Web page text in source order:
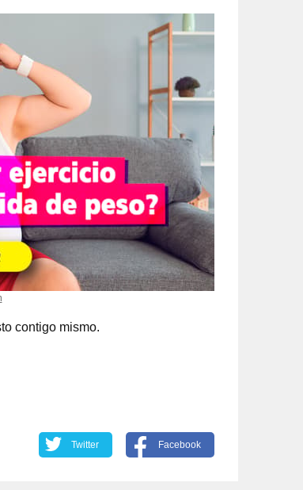
contigo mismo.
Twitter Facebook